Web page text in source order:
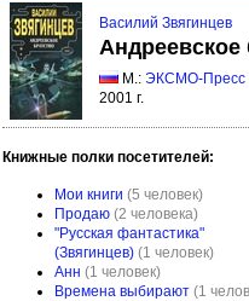
Василий Звягинцев
Андреевское
М.: ЭКСМО-Пресс
2001 г.
Книжные полки посетителей:
Мои книги (5 человек)
Продаю (2 человека)
"Русская фантастика"
(Звягинцев) (1 человек)
Анн (1 человек)
Времена выбирают (1